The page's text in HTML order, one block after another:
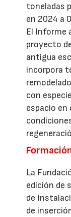
toneladas
en 2024 a
El Informe
proyecto
antigua
incorpora
con
espacio en
La
edición de
de
de